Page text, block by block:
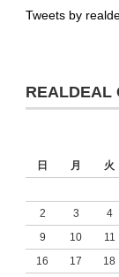
Tweets by
REALDEAL
日
月 火
2
3 4
9
10 11
16
17 18